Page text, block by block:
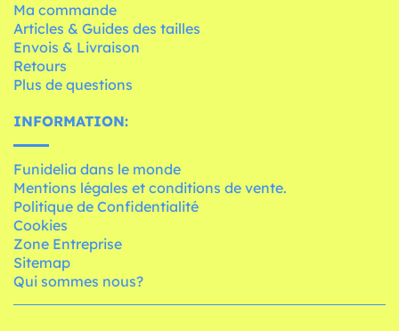
Ma commande
Articles & Guides des tailles
Envois & Livraison
Retours
Plus de questions
INFORMATION:
Funidelia dans le monde
Mentions légales et conditions de vente.
Politique de Confidentialité
Cookies
Zone Entreprise
Sitemap
Qui sommes nous?